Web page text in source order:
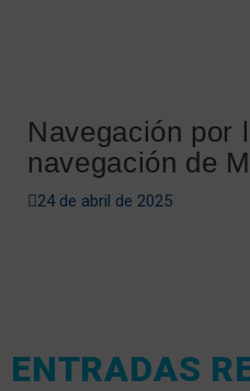
Navegación por
navegación de
24 de abril de 2025
ENTRADAS